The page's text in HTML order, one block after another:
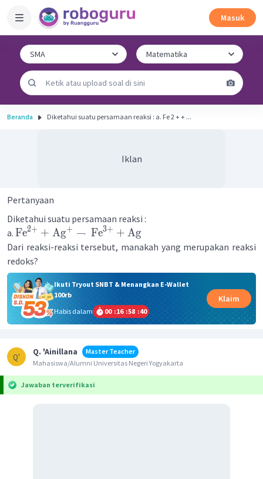
Masuk
Beranda Diketahui suatu persamaan reaksi : a. Fe 2 + + ...
Iklan
Pertanyaan
Diketahui suatu persamaan reaksi :
a. Fe2+ + Ag+ → Fe3+ + Ag
Dari reaksi-reaksi tersebut, manakah yang merupakan reaksi
redoks?
Ikuti Tryout SNBT & Menangkan E-Wallet
100rb
Habis dalam
00 :16 :58 :39
Klaim
Q'
Q. 'Ainillana
Master Teacher
Mahasiswa/Alumni Universitas Negeri Yogyakarta
Jawaban terverifikasi